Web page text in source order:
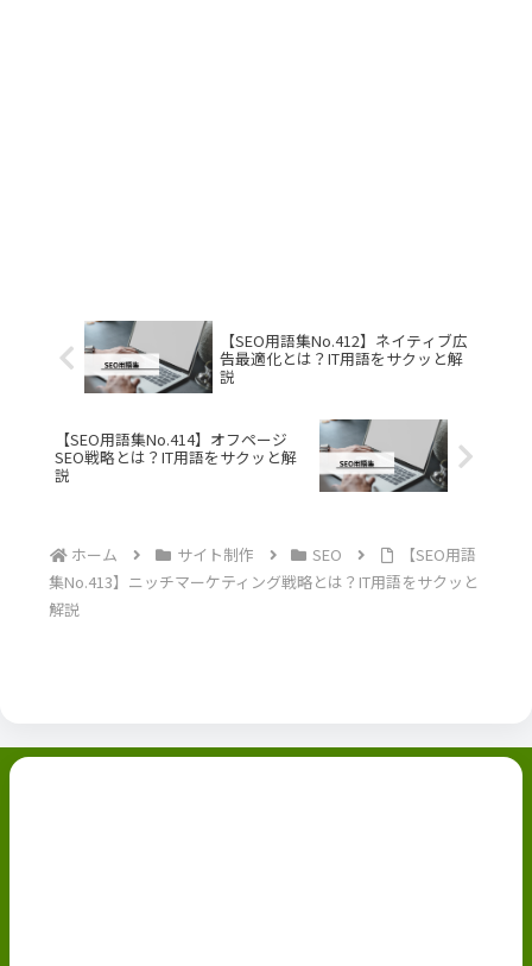
【SEO用語集No.412】ネイティブ広
告最適化とは？IT用語をサクッと解
説
【SEO用語集No.414】オフページ
SEO戦略とは？IT用語をサクッと解
説
ホーム サイト制作 SEO
【SEO用語
集No.413】ニッチマーケティング戦略とは？IT用語をサクッと
解説